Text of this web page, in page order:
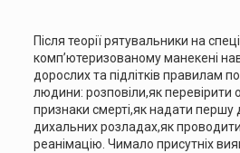
Після теорії рятувальники на
комп’ютеризованому манекені
дорослих та підлітків правилам
людини: розповіли,як перевірити
признаки смерті,як надати першу
дихальних розладах,як
реанімацію. Чимало присутніх